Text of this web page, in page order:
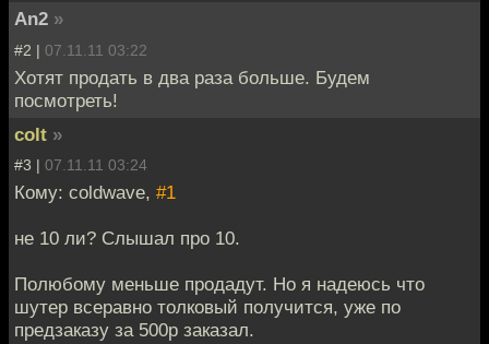
An2 »
#2 | 07.11.11 03:22
Хотят продать в два раза больше. Будем
посмотреть!
colt »
#3 | 07.11.11 03:24
Кому: coldwave, #1
не 10 ли? Слышал про 10.
Полюбому меньше продадут. Но я надеюсь что
шутер всеравно толковый получится, уже по
предзаказу за 500р заказал.